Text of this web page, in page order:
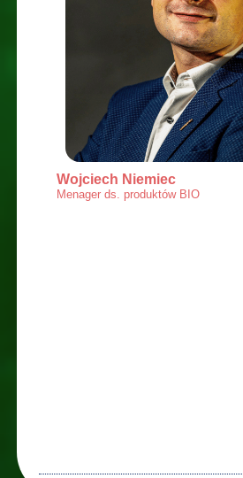
Wojciech Niemiec
Menager ds. produktów BIO